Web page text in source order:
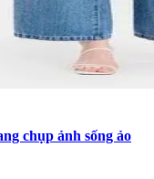
chụp ảnh sống ảo